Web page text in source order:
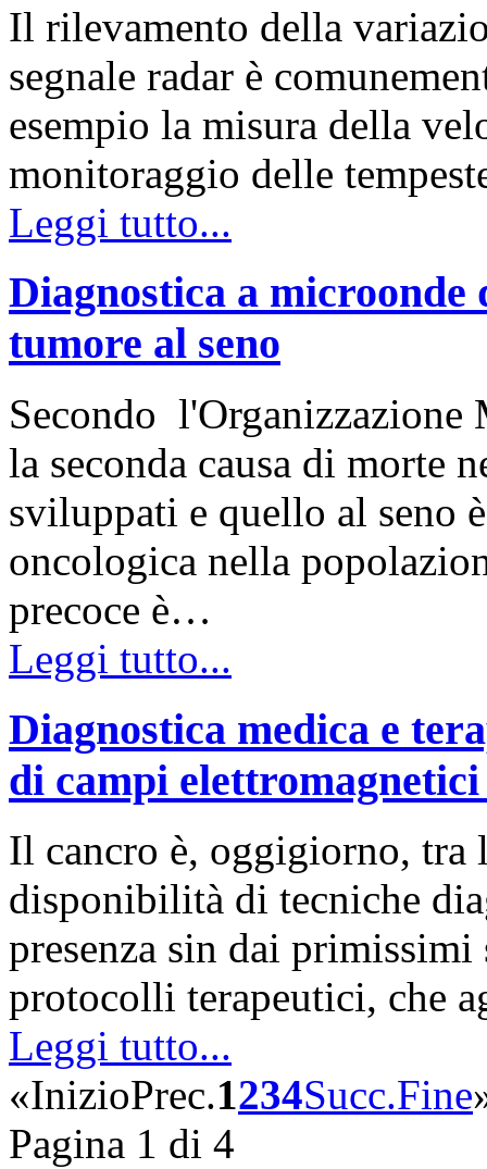
Il rilevamento della
segnale radar è
esempio la misura della
monitoraggio delle
Leggi tutto...
Diagnostica a microonde
tumore al seno
Secondo l'Organizzazione
la seconda causa di morte
sviluppati e quello al seno
oncologica nella
precoce è…
Leggi tutto...
Diagnostica medica e
di campi
Il cancro è, oggigiorno, tra
disponibilità di tecniche
presenza sin dai
protocolli terapeutici, che
Leggi tutto...
«InizioPrec.1234Succ.Fine
Pagina 1 di 4